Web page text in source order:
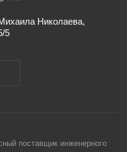
Николаева,
5
поставщик инженерного